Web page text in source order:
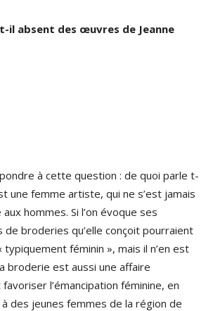
il absent des œuvres de Jeanne
à cette question : de quoi parle t-
une femme artiste, qui ne s’est jamais
hommes. Si l’on évoque ses
de broderies qu’elle conçoit pourraient
féminin », mais il n’en est
broderie est aussi une affaire
l’émancipation féminine, en
des jeunes femmes de la région de